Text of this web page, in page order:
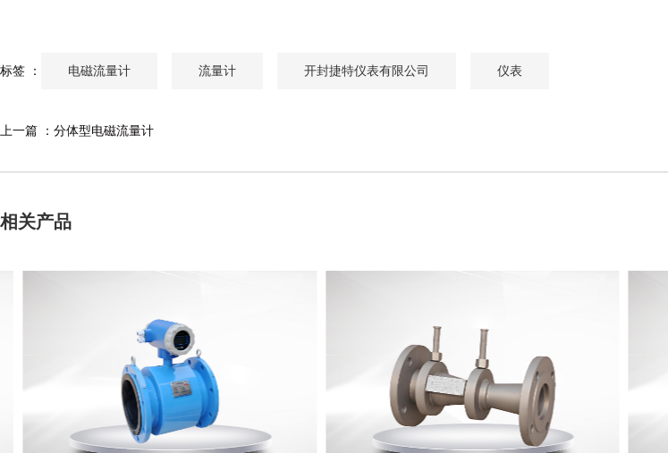
标签 ： 电磁流量计 流量计 开封捷特仪表有限公司 仪表
上一篇 ： 分体型电磁流量计
相关产品